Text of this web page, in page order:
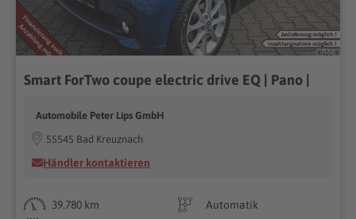
Smart ForTwo coupe electric drive EQ | Pano |
Automobile Peter Lips GmbH
55545 Bad Kreuznach
Händler kontaktieren
39.780 km
Automatik